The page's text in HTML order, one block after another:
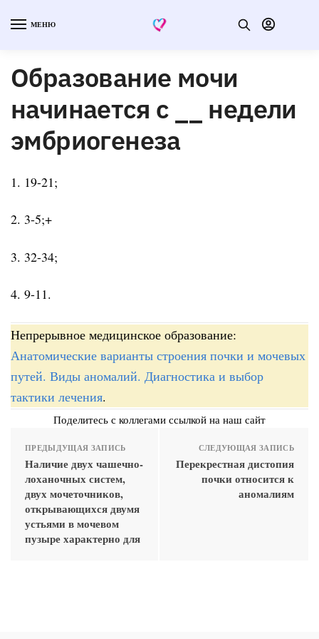
МЕНЮ
Образование мочи
начинается с __ недели
эмбриогенеза
1. 19-21;
2. 3-5;+
3. 32-34;
4. 9-11.
Непрерывное медицинское образование:
Анатомические варианты строения почки и мочевых
путей. Виды аномалий. Диагностика и выбор
тактики лечения.
Поделитесь с коллегами ссылкой на наш сайт
ПРЕДЫДУЩАЯ ЗАПИСЬ
Наличие двух чашечно-
лоханочных систем,
двух мочеточников,
открывающихся двумя
устьями в мочевом
пузыре характерно для
СЛЕДУЮЩАЯ ЗАПИСЬ
Перекрестная дистопия
почки относится к
аномалиям